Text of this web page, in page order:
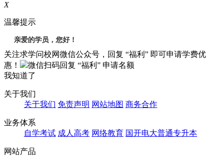
X
温馨提示
亲爱的学员，您好！
关注求学问校网微信公众号，回复 “福利” 即可申请学费优
惠！
微信扫码回复 “福利” 申请名额
我知道了
关于我们
关于我们 免责声明 网站地图 商务合作
业务体系
自学考试 成人高考 网络教育 国开电大普通专升本
网站产品